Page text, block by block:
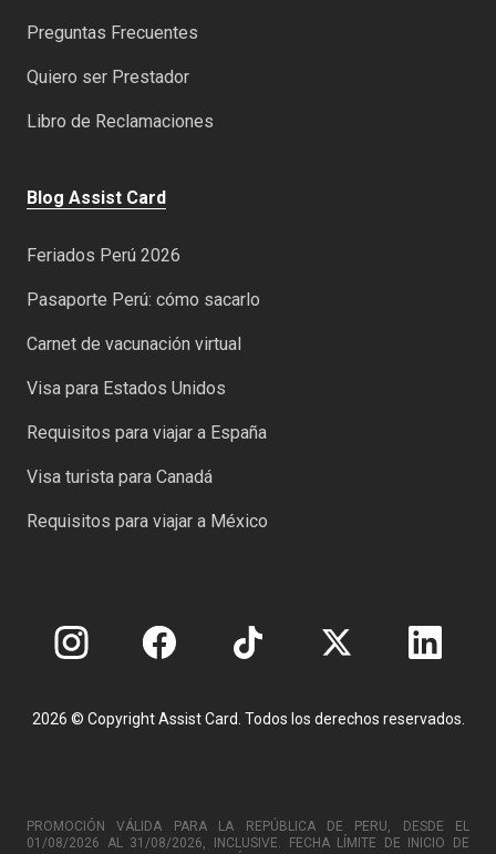
Preguntas Frecuentes
Quiero ser Prestador
Libro de Reclamaciones
Blog Assist Card
Feriados Perú 2026
Pasaporte Perú: cómo sacarlo
Carnet de vacunación virtual
Visa para Estados Unidos
Requisitos para viajar a España
Visa turista para Canadá
Requisitos para viajar a México
2026 © Copyright Assist Card. Todos los derechos reservados.
PROMOCIÓN VÁLIDA PARA LA REPÚBLICA DE PERU, DESDE EL
01/08/2026 AL 31/08/2026, INCLUSIVE. FECHA LÍMITE DE INICIO DE